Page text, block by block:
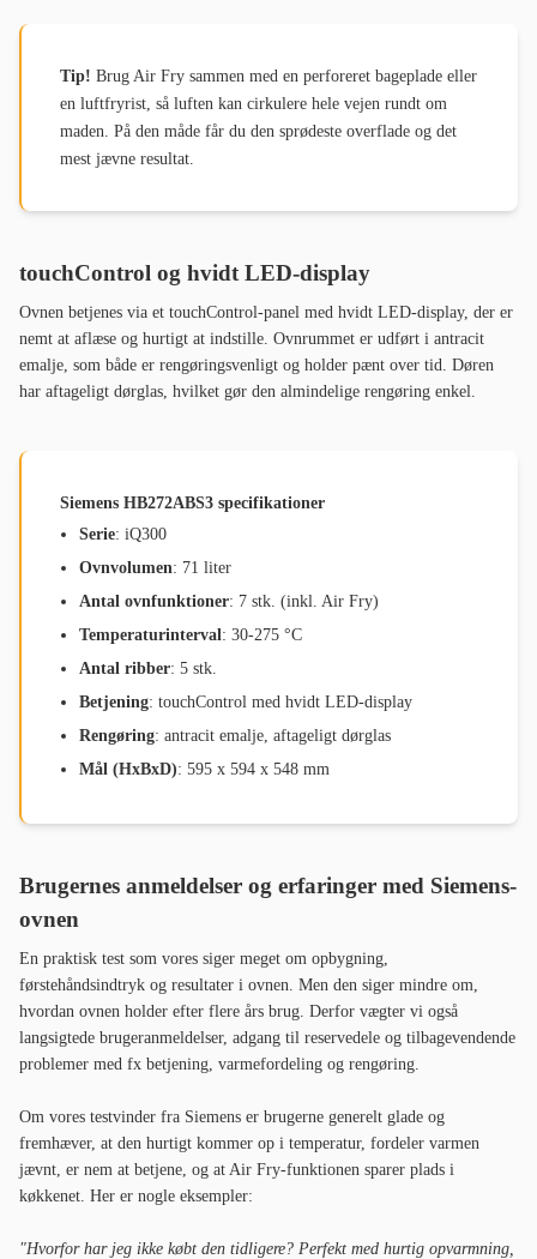
Tip! Brug Air Fry sammen med en perforeret bageplade eller
en luftfryrist, så luften kan cirkulere hele vejen rundt om
maden. På den måde får du den sprødeste overflade og det
mest jævne resultat.
touchControl og hvidt LED-display
Ovnen betjenes via et touchControl-panel med hvidt LED-display, der er
nemt at aflæse og hurtigt at indstille. Ovnrummet er udført i antracit
emalje, som både er rengøringsvenligt og holder pænt over tid. Døren
har aftageligt dørglas, hvilket gør den almindelige rengøring enkel.
Siemens HB272ABS3 specifikationer
Serie: iQ300
Ovnvolumen: 71 liter
Antal ovnfunktioner: 7 stk. (inkl. Air Fry)
Temperaturinterval: 30-275 °C
Antal ribber: 5 stk.
Betjening: touchControl med hvidt LED-display
Rengøring: antracit emalje, aftageligt dørglas
Mål (HxBxD): 595 x 594 x 548 mm
Brugernes anmeldelser og erfaringer med Siemens-
ovnen
En praktisk test som vores siger meget om opbygning,
førstehåndsindtryk og resultater i ovnen. Men den siger mindre om,
hvordan ovnen holder efter flere års brug. Derfor vægter vi også
langsigtede brugeranmeldelser, adgang til reservedele og tilbagevendende
problemer med fx betjening, varmefordeling og rengøring.
Om vores testvinder fra Siemens er brugerne generelt glade og
fremhæver, at den hurtigt kommer op i temperatur, fordeler varmen
jævnt, er nem at betjene, og at Air Fry-funktionen sparer plads i
køkkenet. Her er nogle eksempler:
"Hvorfor har jeg ikke købt den tidligere? Perfekt med hurtig opvarmning,